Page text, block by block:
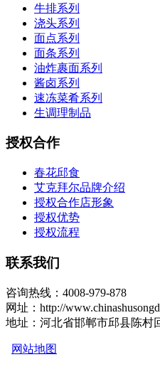
牛排系列
浇头系列
面点系列
面条系列
油炸裹面系列
酱卤系列
速冻菜肴系列
生调理制品
授权合作
春花邱食
艾克拜尔品牌介绍
授权合作店形象
授权优势
授权流程
联系我们
咨询热线：4008-979-878
网址：http://
地址：河北省邯郸市邱县陈村
网站地图